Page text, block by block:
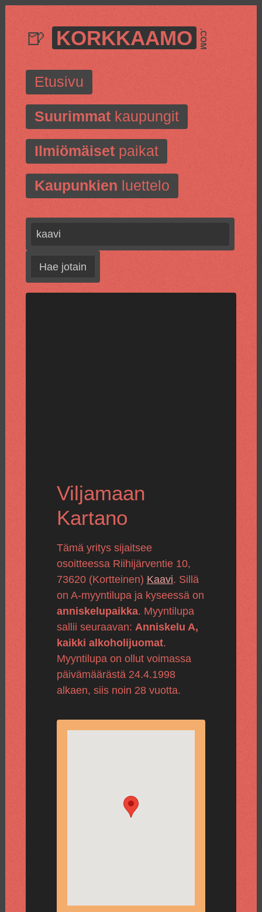
🍺 KORKKAAMO .COM
Etusivu
Suurimmatkaupungit
Ilmiömäisetpaikat
Kaupunkien luettelo
Hae jotain
Viljamaan
Kartano
Tämä yritys sijaitsee
osoitteessa Riihijärventie 10,
73620 (Kortteinen) Kaavi. Sillä
on A-myyntilupa ja kyseessä on
anniskelupaikka. Myyntilupa
sallii seuraavan: Anniskelu A,
kaikki alkoholijuomat.
Myyntilupa on ollut voimassa
päivämäärästä 24.4.1998
alkaen, siis noin 28 vuotta.